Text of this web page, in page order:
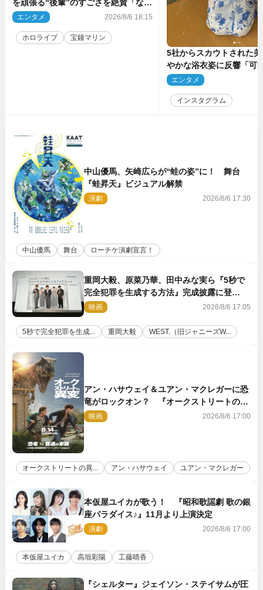
を頑張る“後輩”のすごさを絶賛「なろ
う系主人公まである」
エンタメ 2026/8/6 18:15
ホロライブ 宝鐘マリン
5社からスカウトされた
やかな浴衣姿に反響「可
ぅ」
エンタメ
インスタグラム
中山優馬、矢崎広らが“蛙の姿”に！ 舞台
『蛙昇天』ビジュアル解禁
演劇 2026/8/6 17:30
中山優馬 舞台 ローチケ演劇宣言！
重岡大毅、原菜乃華、田中みな実ら『5秒で
完全犯罪を生成する方法』完成披露に登
壇！ それぞれのAI活用術も発表
映画 2026/8/6 17:05
5秒で完全犯罪を生成... 重岡大毅 WEST.（旧ジャニーズW...
アン・ハサウェイ＆ユアン・マクレガーに恐
竜がロックオン？ 『オークストリートの異
変』新ビジュアル＆本編映像初解禁
映画 2026/8/6 17:00
オークストリートの異... アン・ハサウェイ ユアン・マクレガー
本仮屋ユイカが歌う！ 『昭和歌謡劇 歌の銀
座パラダイス♪』11月より上演決定
演劇 2026/8/6 17:00
本仮屋ユイカ 高垣彩陽 工藤晴香
『シェルター』ジェイソン・ステイサムが圧